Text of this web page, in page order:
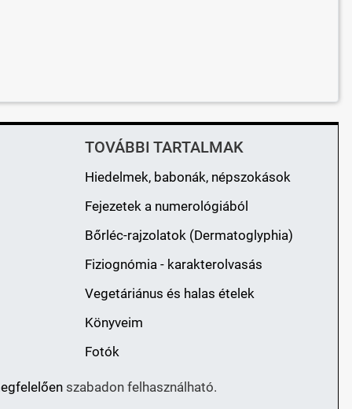
TOVÁBBI TARTALMAK
Hiedelmek, babonák, népszokások
Fejezetek a numerológiából
Bőrléc-rajzolatok (Dermatoglyphia)
Fiziognómia - karakterolvasás
Vegetáriánus és halas ételek
Könyveim
Fotók
szabadon felhasználható.